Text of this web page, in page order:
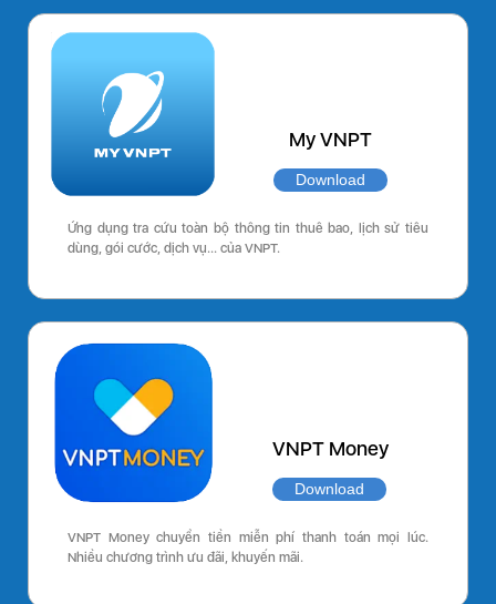
My VNPT
Download
Ứng dụng tra cứu toàn bộ thông tin thuê bao, lịch sử tiêu
dùng, gói cước, dịch vụ… của VNPT.
VNPT Money
Download
VNPT Money chuyển tiền miễn phí thanh toán mọi lúc.
Nhiều chương trình ưu đãi, khuyến mãi.